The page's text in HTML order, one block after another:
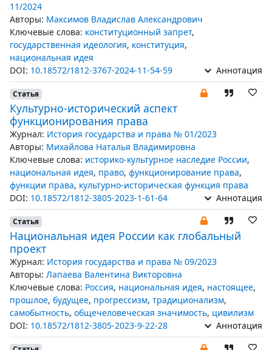
11/2024
Авторы: Максимов Владислав Александрович
Ключевые слова: конституционный запрет,
государственная идеология, конституция,
национальная идея
DOI: 10.18572/1812-3767-2024-11-54-59 Аннотация
Статья
Культурно-исторический аспект
функционирования права
Журнал: История государства и права № 01/2023
Авторы: Михайлова Наталья Владимировна
Ключевые слова: историко-культурное наследие России,
национальная идея, право, функционирование права,
функции права, культурно-историческая функция права
DOI: 10.18572/1812-3805-2023-1-61-64 Аннотация
Статья
Национальная идея России как глобальный
проект
Журнал: История государства и права № 09/2023
Авторы: Лапаева Валентина Викторовна
Ключевые слова: Россия, национальная идея, настоящее,
прошлое, будущее, прогрессизм, традиционализм,
самобытность, общечеловеческая значимость, цивилизм
DOI: 10.18572/1812-3805-2023-9-22-28 Аннотация